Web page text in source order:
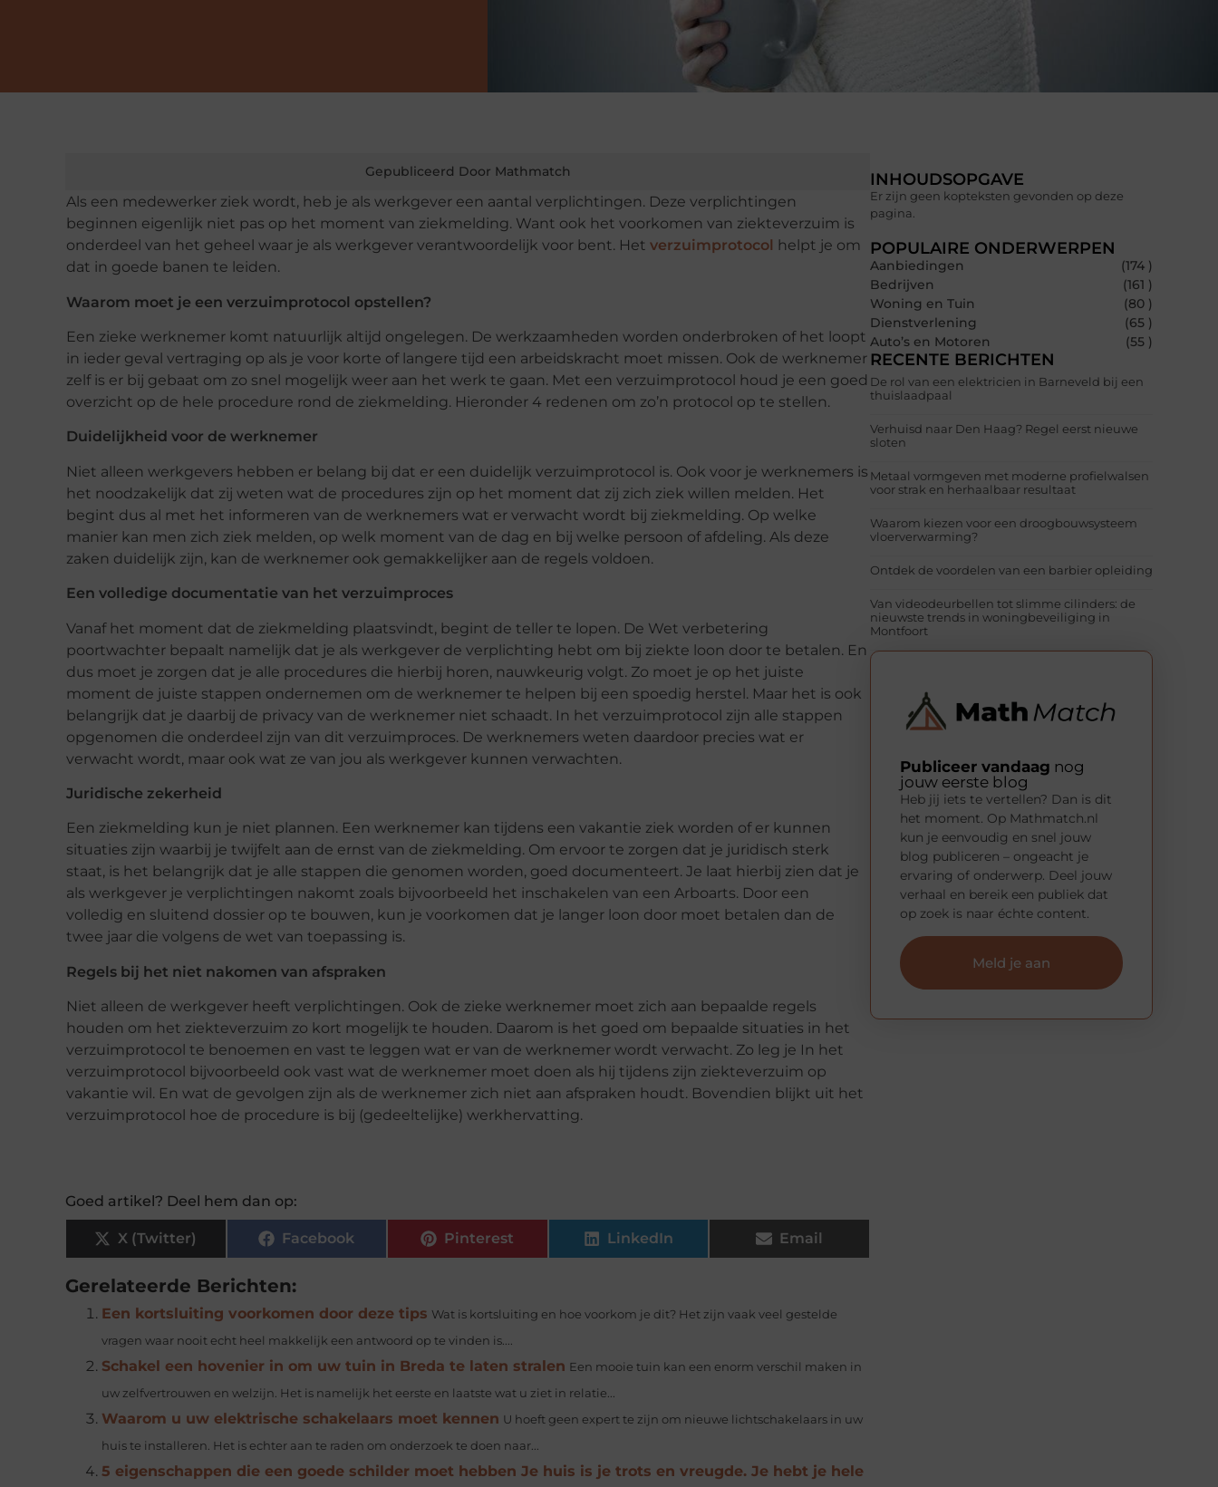
Gepubliceerd Door Mathmatch
Als een medewerker ziek wordt, heb je als werkgever een aantal verplichtingen. Deze verplichtingen
beginnen eigenlijk niet pas op het moment van ziekmelding. Want ook het voorkomen van ziekteverzuim is
onderdeel van het geheel waar je als werkgever verantwoordelijk voor bent. Het verzuimprotocol
helpt je om
dat in goede banen te leiden.
Waarom moet je een verzuimprotocol opstellen?
Een zieke werknemer komt natuurlijk altijd ongelegen. De werkzaamheden worden onderbroken of het loopt
in ieder geval vertraging op als je voor korte of langere tijd een arbeidskracht moet missen. Ook de werknemer
zelf is er bij gebaat om zo snel mogelijk weer aan het werk te gaan. Met een verzuimprotocol houd je een goed
overzicht op de hele procedure rond de ziekmelding. Hieronder 4 redenen om zo’n protocol op te stellen.
Duidelijkheid voor de werknemer
Niet alleen werkgevers hebben er belang bij dat er een duidelijk verzuimprotocol is. Ook voor je werknemers is
het noodzakelijk dat zij weten wat de procedures zijn op het moment dat zij zich ziek willen melden. Het
begint dus al met het informeren van de werknemers wat er verwacht wordt bij ziekmelding. Op welke
manier kan men zich ziek melden, op welk moment van de dag en bij welke persoon of afdeling. Als deze
zaken duidelijk zijn, kan de werknemer ook gemakkelijker aan de regels voldoen.
Een volledige documentatie van het verzuimproces
Vanaf het moment dat de ziekmelding plaatsvindt, begint de teller te lopen. De Wet verbetering
poortwachter bepaalt namelijk dat je als werkgever de verplichting hebt om bij ziekte loon door te betalen. En
dus moet je zorgen dat je alle procedures die hierbij horen, nauwkeurig volgt. Zo moet je op het juiste
moment de juiste stappen ondernemen om de werknemer te helpen bij een spoedig herstel. Maar het is ook
belangrijk dat je daarbij de privacy van de werknemer niet schaadt. In het verzuimprotocol zijn alle stappen
opgenomen die onderdeel zijn van dit verzuimproces. De werknemers weten daardoor precies wat er
verwacht wordt, maar ook wat ze van jou als werkgever kunnen verwachten.
Juridische zekerheid
Een ziekmelding kun je niet plannen. Een werknemer kan tijdens een vakantie ziek worden of er kunnen
situaties zijn waarbij je twijfelt aan de ernst van de ziekmelding. Om ervoor te zorgen dat je juridisch sterk
staat, is het belangrijk dat je alle stappen die genomen worden, goed documenteert. Je laat hierbij zien dat je
als werkgever je verplichtingen nakomt zoals bijvoorbeeld het inschakelen van een Arboarts. Door een
volledig en sluitend dossier op te bouwen, kun je voorkomen dat je langer loon door moet betalen dan de
twee jaar die volgens de wet van toepassing is.
Regels bij het niet nakomen van afspraken
Niet alleen de werkgever heeft verplichtingen. Ook de zieke werknemer moet zich aan bepaalde regels
houden om het ziekteverzuim zo kort mogelijk te houden. Daarom is het goed om bepaalde situaties in het
verzuimprotocol te benoemen en vast te leggen wat er van de werknemer wordt verwacht. Zo leg je In het
verzuimprotocol bijvoorbeeld ook vast wat de werknemer moet doen als hij tijdens zijn ziekteverzuim op
vakantie wil. En wat de gevolgen zijn als de werknemer zich niet aan afspraken houdt. Bovendien blijkt uit het
verzuimprotocol hoe de procedure is bij (gedeeltelijke) werkhervatting.
Goed artikel? Deel hem dan op:
X (Twitter) Facebook Pinterest LinkedIn Email
Gerelateerde Berichten:
Een kortsluiting voorkomen door deze tips Wat is kortsluiting en hoe voorkom je dit? Het zijn vaak veel gestelde
vragen waar nooit echt heel makkelijk een antwoord op te vinden is....
Schakel een hovenier in om uw tuin in Breda te laten stralen Een mooie tuin kan een enorm verschil maken in
uw zelfvertrouwen en welzijn. Het is namelijk het eerste en laatste wat u ziet in relatie...
Waarom u uw elektrische schakelaars moet kennen U hoeft geen expert te zijn om nieuwe lichtschakelaars in uw
huis te installeren. Het is echter aan te raden om onderzoek te doen naar...
5 eigenschappen die een goede schilder moet hebben Je huis is je trots en vreugde. Je hebt je hele
INHOUDSOPGAVE
Er zijn geen kopteksten gevonden op deze
pagina.
POPULAIRE ONDERWERPEN
Aanbiedingen
(174 )
Bedrijven
(161 )
Woning en Tuin
(80 )
Dienstverlening
(65 )
Auto’s en Motoren
(55 )
RECENTE BERICHTEN
De rol van een elektricien in Barneveld bij een
thuislaadpaal
Verhuisd naar Den Haag? Regel eerst nieuwe
sloten
Metaal vormgeven met moderne profielwalsen
voor strak en herhaalbaar resultaat
Waarom kiezen voor een droogbouwsysteem
vloerverwarming?
Ontdek de voordelen van een barbier opleiding
Van videodeurbellen tot slimme cilinders: de
nieuwste trends in woningbeveiliging in
Montfoort
Publiceer vandaag nog
jouw eerste blog
Heb jij iets te vertellen? Dan is dit
het moment. Op Mathmatch.nl
kun je eenvoudig en snel jouw
blog publiceren – ongeacht je
ervaring of onderwerp. Deel jouw
verhaal en bereik een publiek dat
op zoek is naar échte content.
Meld je aan